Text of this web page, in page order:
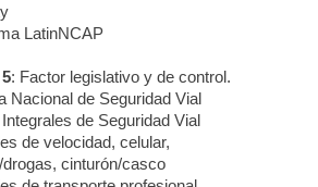
LatinNCAP
: Factor legislativo y de control.
Nacional de Seguridad Vial
de Seguridad Vial
de velocidad, celular,
drogas, cinturón/casco